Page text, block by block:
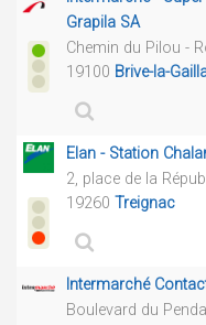
Grapila SA
Chemin du Pilou -
19100 Brive-la-
Elan - Station
2, place de la
19260 Treignac
Intermarché
Boulevard du